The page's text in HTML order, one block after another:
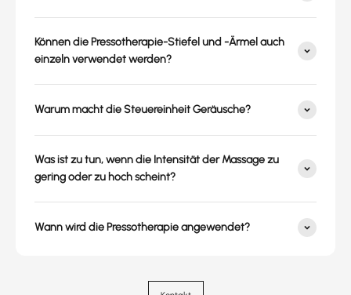
Können die Pressotherapie-Stiefel und -Ärmel auch
einzeln verwendet werden?
Warum macht die Steuereinheit Geräusche?
Was ist zu tun, wenn die Intensität der Massage zu
gering oder zu hoch scheint?
Wann wird die Pressotherapie angewendet?